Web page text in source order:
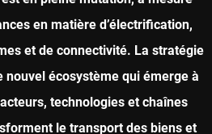
en matière d’électrification,
et de connectivité. La stratégie
nouvel écosystème qui émerge à
technologies et chaînes
le transport des biens et